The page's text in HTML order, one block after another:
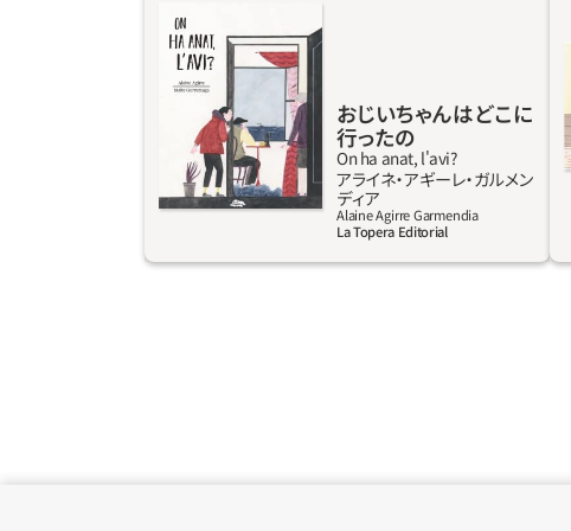
ばあちゃんが言うけど、何のことかちっともわ
からない。学校で石は時の流れによって浸食さ
れすり減ると習った。でもおじいちゃんは石じ
ゃない。それとも石なの？ 時々そう思える、
だって例えば寝ている間は１ミリも動かない
から」。2015年ラサリーリョ賞絵本部門の栄冠
に輝いたタッグが戻ってきた。今回は時の流れ
や老化、そして死を子どもの目を通して語る優
しく感動的な物語。幼い子どもを対象に、愛す
る人の旅立ちを、現実を踏まえつつほっこり
おじいちゃんはどこに
行ったの
On ha anat, l'avi?
アライネ‧アギーレ‧ガルメン
ディア
Alaine Agirre Garmendia
La Topera Editorial